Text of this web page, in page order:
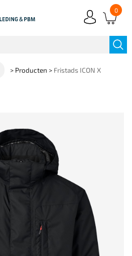
0
> Producten > Fristads ICON X